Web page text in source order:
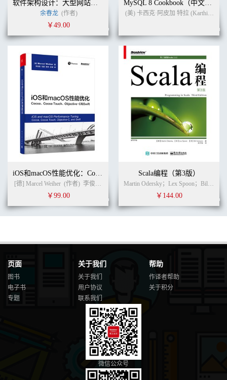
余春龙 (作者)
￥49.00
[德] Marcel Weiher (作者) 李俊阳 马超 程伟 孙莹 译 (译者)
￥99.00
Scala编程（第3版）
￥144.00
页面
图书
电子书
专题
关于我们
关于我们
用户协议
联系我们
帮助
作译者帮助
关于积分
微信公众号